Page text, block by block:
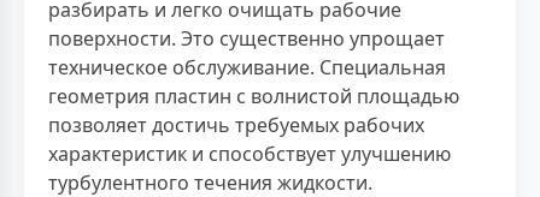
разбирать и легко очищать рабочие
поверхности. Это существенно упрощает
техническое обслуживание. Специальная
геометрия пластин с волнистой площадью
позволяет достичь требуемых рабочих
характеристик и способствует улучшению
турбулентного течения жидкости.